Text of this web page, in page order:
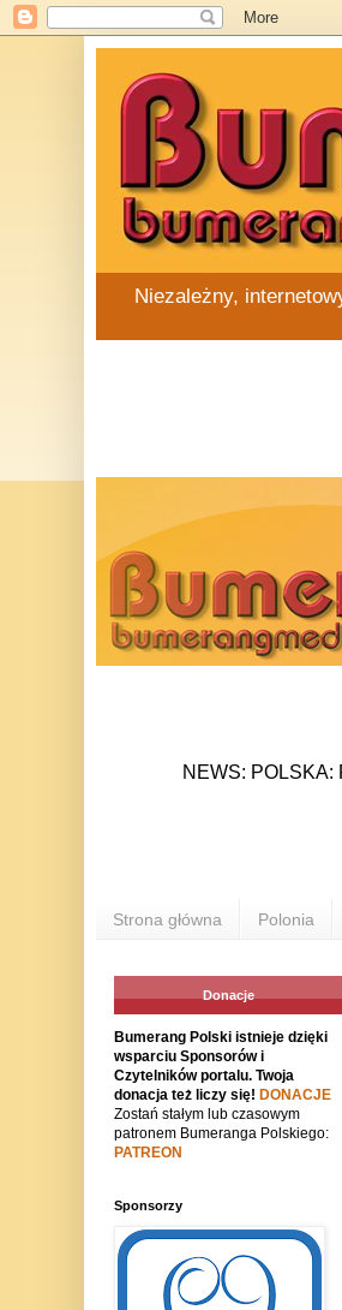
Niezależny,
NEWS: POLSKA:
Strona główna Polonia
Donacje
Bumerang Polski istnieje dzięki
wsparciu Sponsorów i
Czytelników portalu. Twoja
donacja też liczy się! DONACJE
Zostań stałym lub czasowym
patronem Bumeranga Polskiego:
PATREON
Sponsorzy